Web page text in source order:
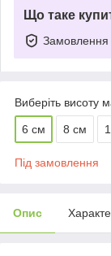
Що таке
Замовлення
Виберіть висоту
6 см 8 см
Під замовлення
Опис